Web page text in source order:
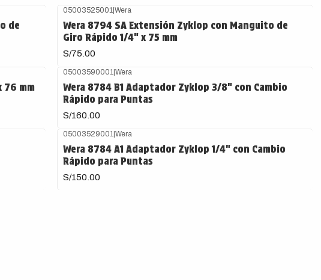
de
05003525001 |Wera
Wera 8794 SA Extensión Zyklop con Manguito de
Giro Rápido 1/4" x 75 mm
S/75.00
76 mm
05003590001 |Wera
Wera 8784 B1 Adaptador Zyklop 3/8" con Cambio
Rápido para Puntas
S/160.00
05003529001 |Wera
Wera 8784 A1 Adaptador Zyklop 1/4" con Cambio
Rápido para Puntas
S/150.00